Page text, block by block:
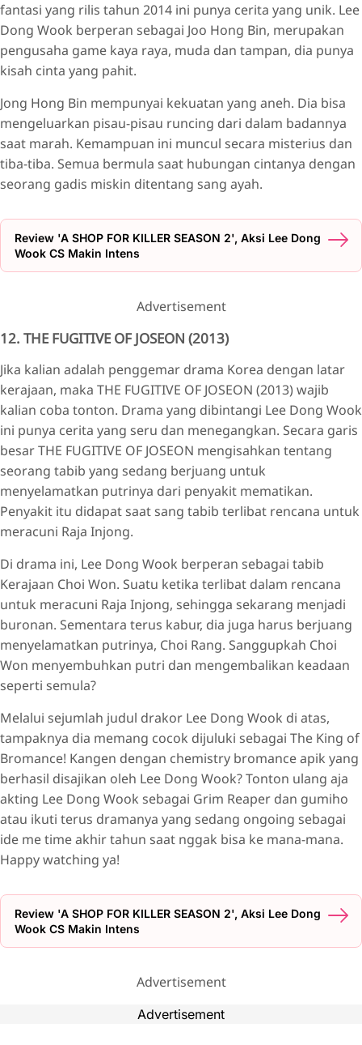
fantasi yang rilis tahun 2014 ini punya cerita yang unik. Lee
Dong Wook berperan sebagai Joo Hong Bin, merupakan
pengusaha game kaya raya, muda dan tampan, dia punya
kisah cinta yang pahit.
Jong Hong Bin mempunyai kekuatan yang aneh. Dia bisa
mengeluarkan pisau-pisau runcing dari dalam badannya
saat marah. Kemampuan ini muncul secara misterius dan
tiba-tiba. Semua bermula saat hubungan cintanya dengan
seorang gadis miskin ditentang sang ayah.
Review 'A SHOP FOR KILLER SEASON 2', Aksi Lee Dong
Wook CS Makin Intens
Advertisement
12. THE FUGITIVE OF JOSEON (2013)
Jika kalian adalah penggemar drama Korea dengan latar
kerajaan, maka THE FUGITIVE OF JOSEON (2013) wajib
kalian coba tonton. Drama yang dibintangi Lee Dong Wook
ini punya cerita yang seru dan menegangkan. Secara garis
besar THE FUGITIVE OF JOSEON mengisahkan tentang
seorang tabib yang sedang berjuang untuk
menyelamatkan putrinya dari penyakit mematikan.
Penyakit itu didapat saat sang tabib terlibat rencana untuk
meracuni Raja Injong.
Di drama ini, Lee Dong Wook berperan sebagai tabib
Kerajaan Choi Won. Suatu ketika terlibat dalam rencana
untuk meracuni Raja Injong, sehingga sekarang menjadi
buronan. Sementara terus kabur, dia juga harus berjuang
menyelamatkan putrinya, Choi Rang. Sanggupkah Choi
Won menyembuhkan putri dan mengembalikan keadaan
seperti semula?
Melalui sejumlah judul drakor Lee Dong Wook di atas,
tampaknya dia memang cocok dijuluki sebagai The King of
Bromance! Kangen dengan chemistry bromance apik yang
berhasil disajikan oleh Lee Dong Wook? Tonton ulang aja
akting Lee Dong Wook sebagai Grim Reaper dan gumiho
atau ikuti terus dramanya yang sedang ongoing sebagai
ide me time akhir tahun saat nggak bisa ke mana-mana.
Happy watching ya!
Review 'A SHOP FOR KILLER SEASON 2', Aksi Lee Dong
Wook CS Makin Intens
Advertisement
Advertisement